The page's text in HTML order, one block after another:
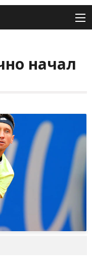
начал